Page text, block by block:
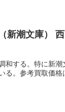
新潮文庫）
する。特に新潮
る。参考買取価格